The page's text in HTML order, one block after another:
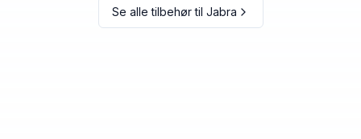
Se alle tilbehør til Jabra